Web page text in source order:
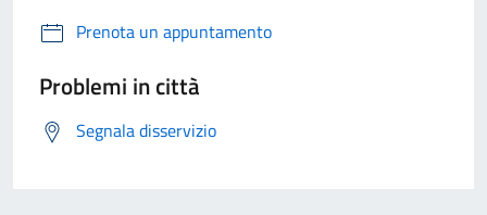
Prenota un appuntamento
Problemi in città
Segnala disservizio